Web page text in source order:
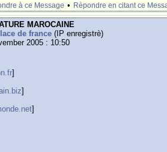
à ce Message • Rèpondre en citant ce
MAROCAINE
de france (IP enregistrè)
2005 : 10:50
]
]
]